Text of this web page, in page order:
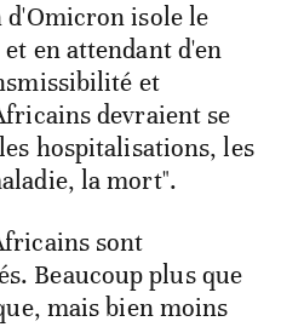
d'Omicron isole le
en attendant d'en
et
devraient se
hospitalisations, les
la mort".
sont
Beaucoup plus que
mais bien moins